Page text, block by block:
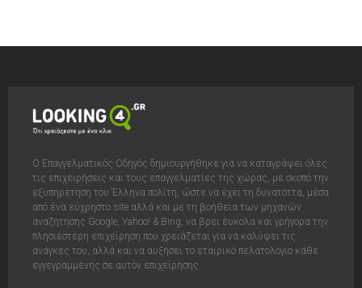
Ο Επαγγελματικός Οδηγός δημιουργήθηκε για να καταγράψει όλες
τις επιχειρήσεις και τους επαγγελματίες της χώρας, με σκοπό την
εξυπηρέτηση του Έλληνα πολίτη, ώστε να έχει τη δυνατόττα, μέσα
από ένα εύχρηστο site αλλά και με τη βοήθεια των μηχανών
αναζήτησης Google, Yahoo! & Bing, να βρει έυκολα και γρήγορα την
πλησιέστερη επιχείρηση που χρειάζεται για να καλύψει τις
ανάγκες του, αλλά και να αυξήσει το εταιρικό πελατολόγιο κάθε
εγγεγραμμένης σε αυτόν επιχείρησης.